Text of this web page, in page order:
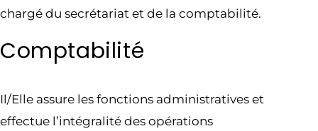
chargé du secrétariat et de la comptabilité.
Comptabilité
Il/Elle assure les fonctions administratives et
effectue l’intégralité des opérations